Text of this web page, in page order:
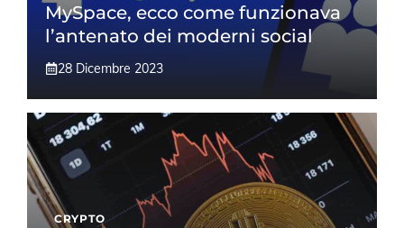
MySpace, ecco come funzionava
l’antenato dei moderni social
28 Dicembre 2023
CRYPTO